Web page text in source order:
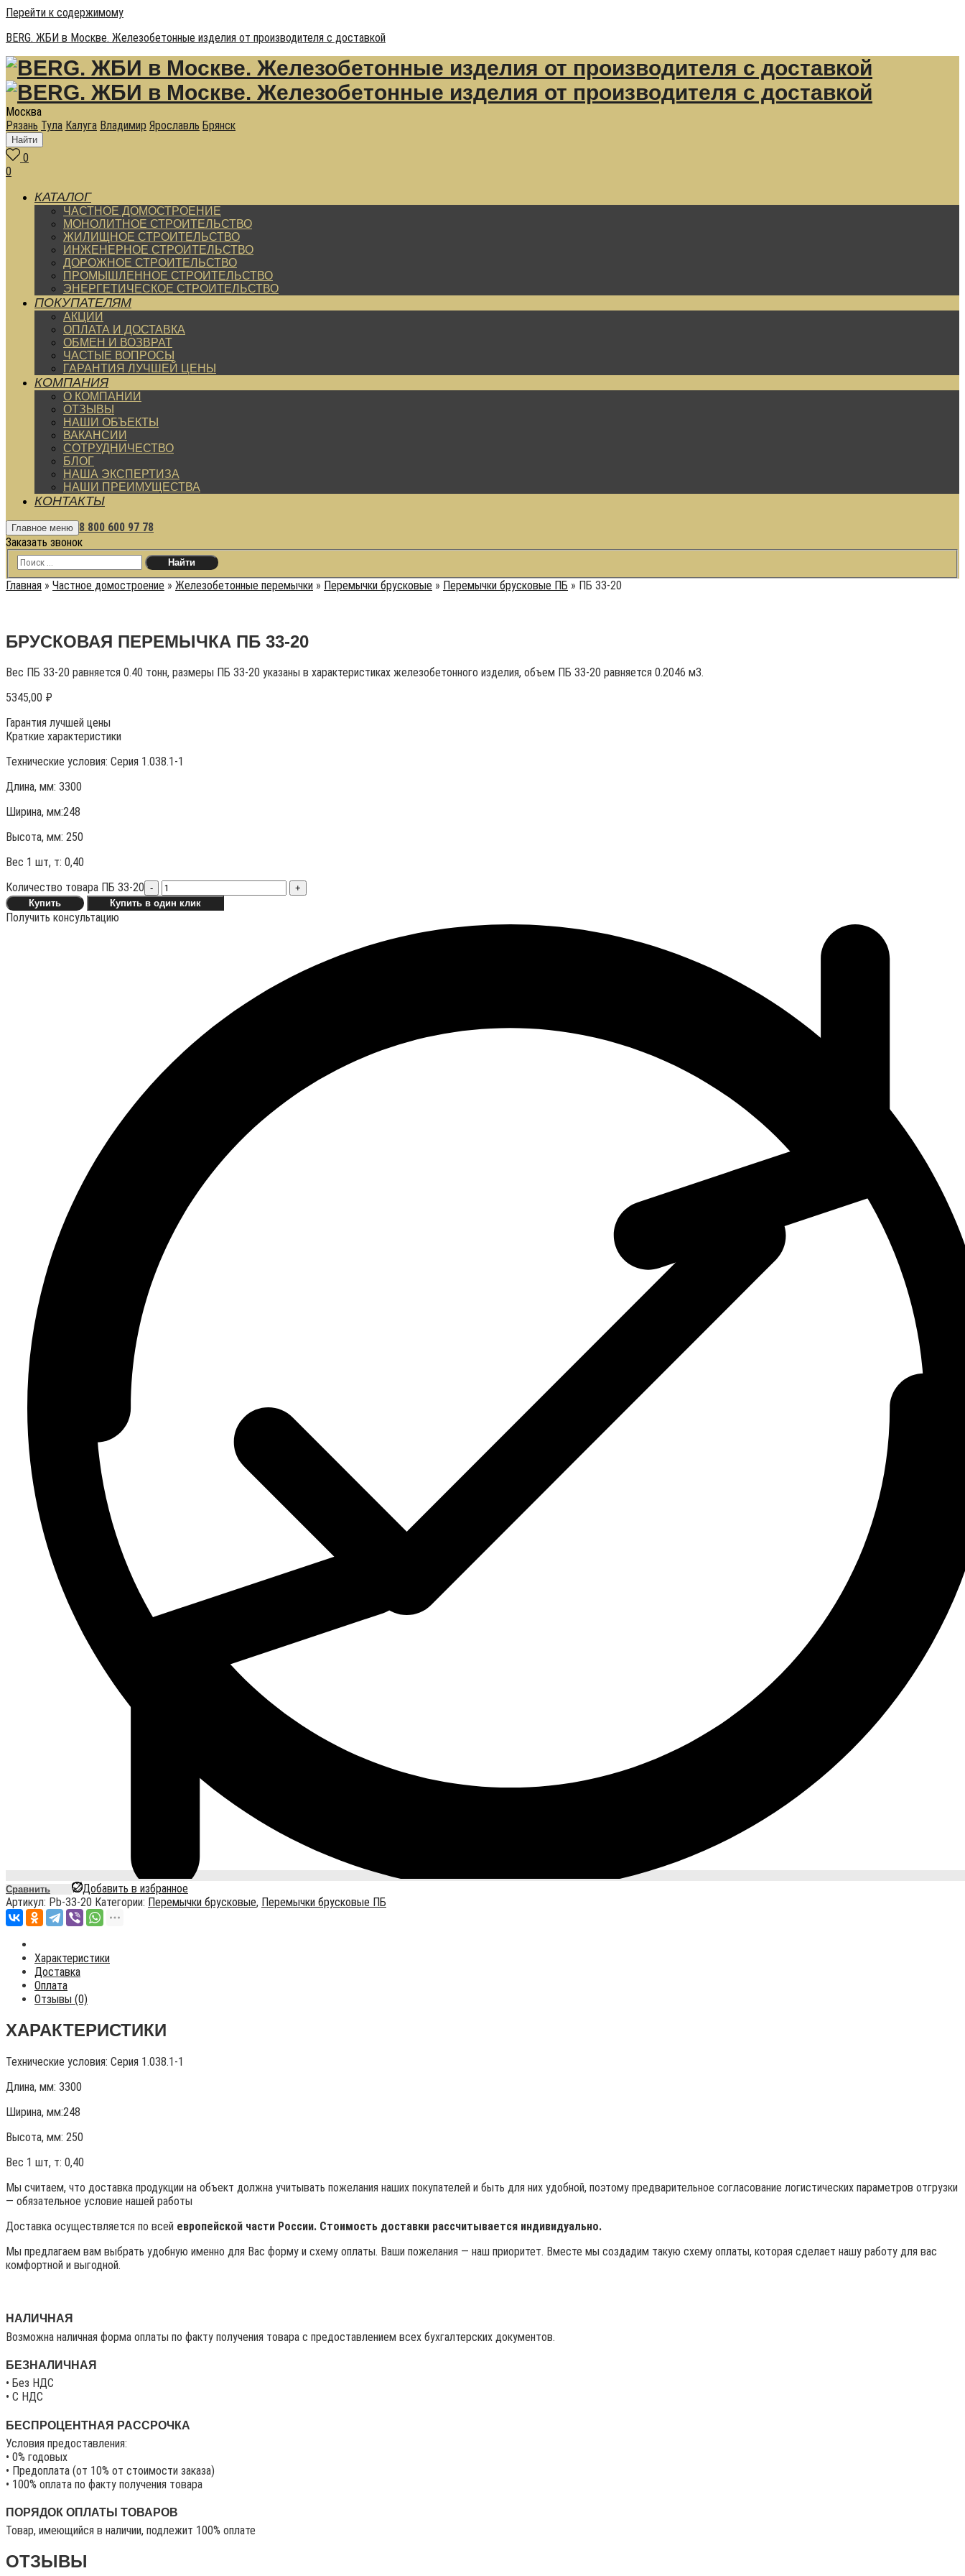
Перейти к содержимому
BERG. ЖБИ в Москве. Железобетонные изделия от производителя с доставкой
Москва
Рязань Тула Калуга Владимир Ярославль Брянск
Найти
0
0
КАТАЛОГ
ЧАСТНОЕ ДОМОСТРОЕНИЕ
МОНОЛИТНОЕ СТРОИТЕЛЬСТВО
ЖИЛИЩНОЕ СТРОИТЕЛЬСТВО
ИНЖЕНЕРНОЕ СТРОИТЕЛЬСТВО
ДОРОЖНОЕ СТРОИТЕЛЬСТВО
ПРОМЫШЛЕННОЕ СТРОИТЕЛЬСТВО
ЭНЕРГЕТИЧЕСКОЕ СТРОИТЕЛЬСТВО
ПОКУПАТЕЛЯМ
АКЦИИ
ОПЛАТА И ДОСТАВКА
ОБМЕН И ВОЗВРАТ
ЧАСТЫЕ ВОПРОСЫ
ГАРАНТИЯ ЛУЧШЕЙ ЦЕНЫ
КОМПАНИЯ
О КОМПАНИИ
ОТЗЫВЫ
НАШИ ОБЪЕКТЫ
ВАКАНСИИ
СОТРУДНИЧЕСТВО
БЛОГ
НАША ЭКСПЕРТИЗА
НАШИ ПРЕИМУЩЕСТВА
КОНТАКТЫ
Главное меню 8 800 600 97 78
Заказать звонок
Главная » Частное домостроение » Железобетонные перемычки » Перемычки брусковые » Перемычки брусковые ПБ » ПБ 33-20
БРУСКОВАЯ ПЕРЕМЫЧКА ПБ 33-20
Вес ПБ 33-20 равняется 0.40 тонн, размеры ПБ 33-20 указаны в характеристиках железобетонного изделия, объем ПБ 33-20 равняется 0.2046 м3.
5345,00 ₽
Гарантия лучшей цены
Краткие характеристики
Технические условия: Серия 1.038.1-1
Длина, мм: 3300
Ширина, мм:248
Высота, мм: 250
Вес 1 шт, т: 0,40
Количество товара ПБ 33-20 -
+
Купить
Купить в один клик
Получить консультацию
Сравнить
Добавить в избранное
Артикул: Pb-33-20 Категории: Перемычки брусковые, Перемычки брусковые ПБ
Характеристики
Доставка
Оплата
Отзывы (0)
ХАРАКТЕРИСТИКИ
Технические условия: Серия 1.038.1-1
Длина, мм: 3300
Ширина, мм:248
Высота, мм: 250
Вес 1 шт, т: 0,40
Мы считаем, что доставка продукции на объект должна учитывать пожелания наших покупателей и быть для них удобной, поэтому предварительное согласование логистических параметров отгрузки
— обязательное условие нашей работы
Доставка осуществляется по всей европейской части России. Стоимость доставки рассчитывается индивидуально.
Мы предлагаем вам выбрать удобную именно для Вас форму и схему оплаты. Ваши пожелания — наш приоритет. Вместе мы создадим такую схему оплаты, которая сделает нашу работу для вас
комфортной и выгодной.
НАЛИЧНАЯ
Возможна наличная форма оплаты по факту получения товара с предоставлением всех бухгалтерских документов.
БЕЗНАЛИЧНАЯ
• Без НДС
• C НДС
БЕСПРОЦЕНТНАЯ РАССРОЧКА
Условия предоставления:
• 0% годовых
• Предоплата (от 10% от стоимости заказа)
• 100% оплата по факту получения товара
ПОРЯДОК ОПЛАТЫ ТОВАРОВ
Товар, имеющийся в наличии, подлежит 100% оплате
ОТЗЫВЫ